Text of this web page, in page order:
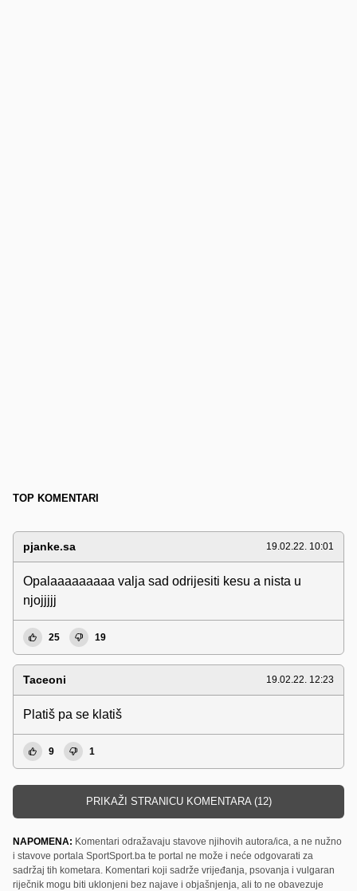
TOP KOMENTARI
pjanke.sa 19.02.22. 10:01
Opalaaaaaaaaa valja sad odrijesiti kesu a nista u
njojjjjj
25 19
Taceoni 19.02.22. 12:23
Platiš pa se klatiš
9 1
PRIKAŽI STRANICU KOMENTARA (12)
NAPOMENA: Komentari odražavaju stavove njihovih autora/ica, a ne nužno
i stavove portala SportSport.ba te portal ne može i neće odgovarati za
sadržaj tih kometara. Komentari koji sadrže vrijeđanja, psovanja i vulgaran
riječnik mogu biti uklonjeni bez najave i objašnjenja, ali to ne obavezuje